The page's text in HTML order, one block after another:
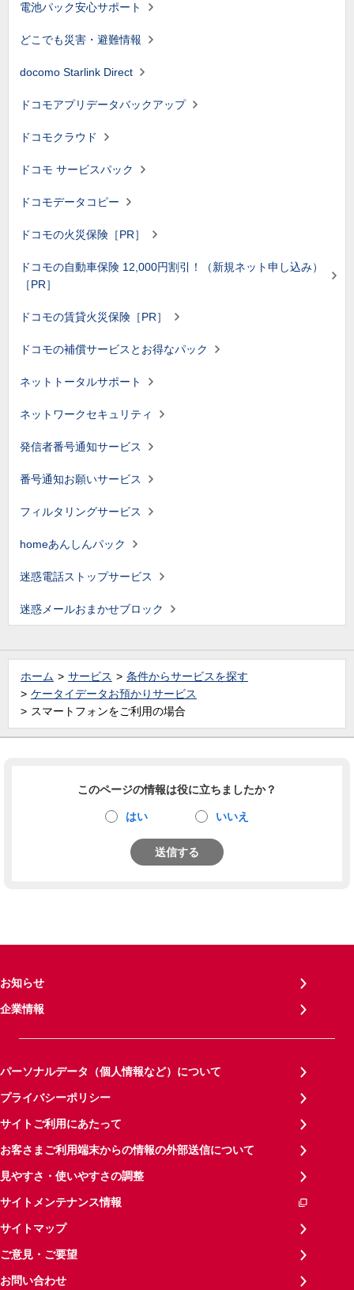
電池パック安心サポート
どこでも災害・避難情報
docomo Starlink Direct
ドコモアプリデータバックアップ
ドコモクラウド
ドコモ サービスパック
ドコモデータコピー
ドコモの火災保険［PR］
ドコモの自動車保険 12,000円割引！（新規ネット申し込み）
［PR］
ドコモの賃貸火災保険［PR］
ドコモの補償サービスとお得なパック
ネットトータルサポート
ネットワークセキュリティ
発信者番号通知サービス
番号通知お願いサービス
フィルタリングサービス
homeあんしんパック
迷惑電話ストップサービス
迷惑メールおまかせブロック
ホーム サービス
条件からサービスを探す
ケータイデータお預かりサービス
スマートフォンをご利用の場合
このページの情報は役に立ちましたか？
はい いいえ
送信する
お知らせ
企業情報
パーソナルデータ（個人情報など）について
プライバシーポリシー
サイトご利用にあたって
お客さまご利用端末からの情報の外部送信について
見やすさ・使いやすさの調整
サイトメンテナンス情報
サイトマップ
ご意見・ご要望
お問い合わせ